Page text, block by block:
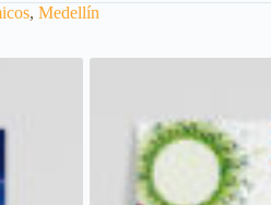
, Medellín